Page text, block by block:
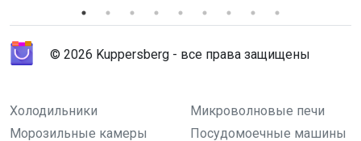
© 2026 Kuppersberg - все права защищены
Холодильники
Микроволновые печи
Морозильные камеры
Посудомоечные машины